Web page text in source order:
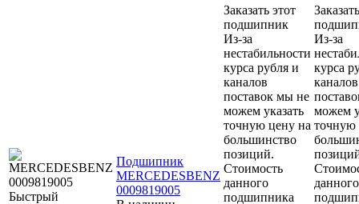
Быстрый
Подшипник
MERCEDESBENZ
0009819005
Заказать этот
подшипник
Из-за
нестабильности
курса рубля и
каналов
поставок мы не
можем указать
точную цену на
большинство
позиций.
Стоимость
данного
подшипника
Из-за
курса
каналов
можем
точную
данного